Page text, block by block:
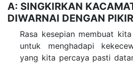
A: SINGKIRKAN
DIWARNAI DENGAN
Rasa kesepian membuat
untuk menghadapi
yang kita percaya pasti